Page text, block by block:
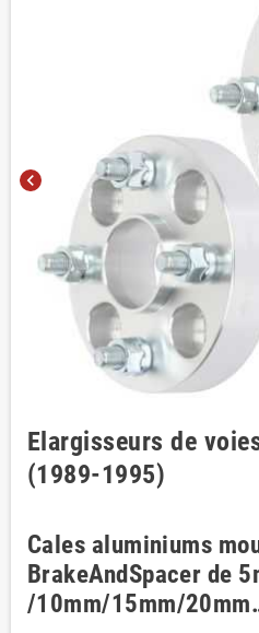
chevron_left
Elargisseurs de
(1989-1995)
Cales aluminiums
BrakeAndSpacer de
/10mm/15mm/